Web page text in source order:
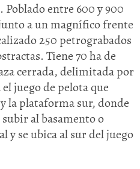
entre 600 y 900
a un magnífico frente
250 petrograbados
Tiene 70 ha de
cerrada, delimitada por
juego de pelota que
la plataforma sur, donde
al basamento o
y se ubica al sur del juego